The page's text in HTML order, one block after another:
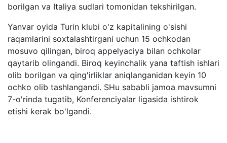
borilgan va Italiya sudlari tomonidan tekshirilgan.
Yanvar oyida Turin klubi o'z kapitalining o'sishi
raqamlarini soxtalashtirgani uchun 15 ochkodan
mosuvo qilingan, biroq appelyaciya bilan ochkolar
qaytarib olingandi. Biroq keyinchalik yana taftish ishlari
olib borilgan va qing'irliklar aniqlanganidan keyin 10
ochko olib tashlangandi. SHu sababli jamoa mavsumni
7-o'rinda tugatib, Konferenciyalar ligasida ishtirok
etishi kerak bo'lgandi.